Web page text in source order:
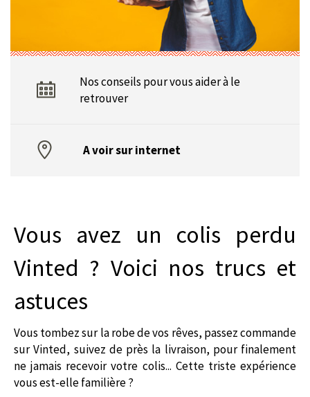
Nos conseils pour vous aider à le
retrouver
A voir sur internet
Vous avez un colis perdu
Vinted ? Voici nos trucs et
astuces
Vous tombez sur la robe de vos rêves, passez commande
sur Vinted, suivez de près la livraison, pour finalement
ne jamais recevoir votre colis... Cette triste expérience
vous est-elle familière ?